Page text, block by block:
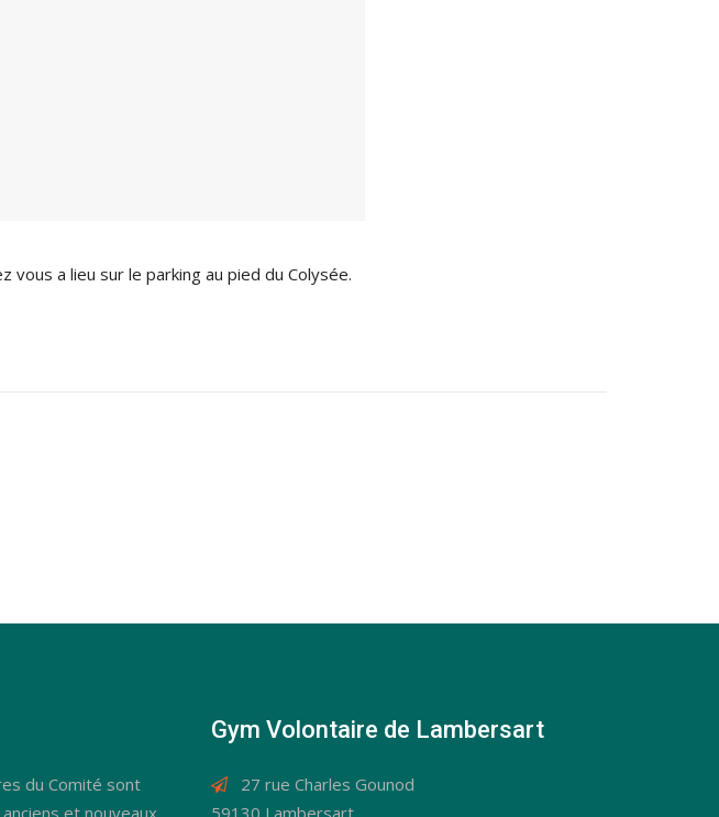
vous a lieu sur le parking au pied du Colysée.
du Comité sont
et nouveaux
Gym Volontaire de Lambersart
27 rue Charles Gounod
59130 Lambersart